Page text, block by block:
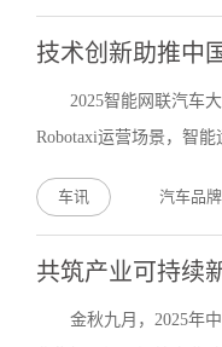
技术创新助推中
2025智能网联汽车
Robotaxi运营场景，智
车讯 汽车品
共筑产业可持续
金秋九月，2025年